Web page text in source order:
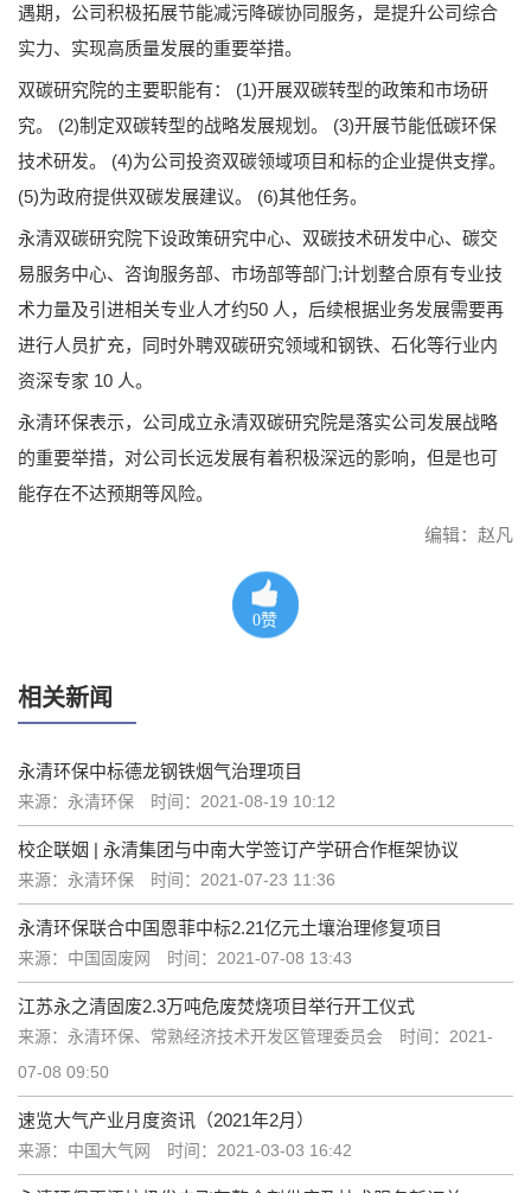
遇期，公司积极拓展节能减污降碳协同服务，是提升公司综合
实力、实现高质量发展的重要举措。
双碳研究院的主要职能有： (1)开展双碳转型的政策和市场研
究。 (2)制定双碳转型的战略发展规划。 (3)开展节能低碳环保
技术研发。 (4)为公司投资双碳领域项目和标的企业提供支撑。
(5)为政府提供双碳发展建议。 (6)其他任务。
永清双碳研究院下设政策研究中心、双碳技术研发中心、碳交
易服务中心、咨询服务部、市场部等部门;计划整合原有专业技
术力量及引进相关专业人才约50 人，后续根据业务发展需要再
进行人员扩充，同时外聘双碳研究领域和钢铁、石化等行业内
资深专家 10 人。
永清环保表示，公司成立永清双碳研究院是落实公司发展战略
的重要举措，对公司长远发展有着积极深远的影响，但是也可
能存在不达预期等风险。
编辑：赵凡
0赞
相关新闻
永清环保中标德龙钢铁烟气治理项目
来源：永清环保 时间：2021-08-19 10:12
校企联姻 | 永清集团与中南大学签订产学研合作框架协议
来源：永清环保 时间：2021-07-23 11:36
永清环保联合中国恩菲中标2.21亿元土壤治理修复项目
来源：中国固废网 时间：2021-07-08 13:43
江苏永之清固废2.3万吨危废焚烧项目举行开工仪式
来源：永清环保、常熟经济技术开发区管理委员会
时间：2021-
07-08 09:50
速览大气产业月度资讯（2021年2月）
来源：中国大气网 时间：2021-03-03 16:42